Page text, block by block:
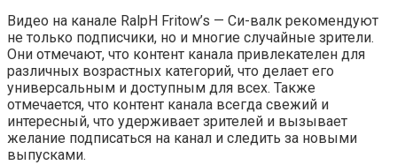
Видео на канале RalpH Fritow’s — Си-валк рекомендуют
не только подписчики, но и многие случайные зрители.
Они отмечают, что контент канала привлекателен для
различных возрастных категорий, что делает его
универсальным и доступным для всех. Также
отмечается, что контент канала всегда свежий и
интересный, что удерживает зрителей и вызывает
желание подписаться на канал и следить за новыми
выпусками.